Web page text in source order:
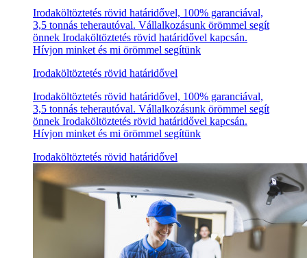
Irodaköltöztetés rövid határidővel, 100% garanciával,
3,5 tonnás teherautóval. Vállalkozásunk örömmel segít
önnek Irodaköltöztetés rövid határidővel kapcsán.
Hívjon minket és mi örömmel segítünk
Irodaköltöztetés rövid határidővel
Irodaköltöztetés rövid határidővel, 100% garanciával,
3,5 tonnás teherautóval. Vállalkozásunk örömmel segít
önnek Irodaköltöztetés rövid határidővel kapcsán.
Hívjon minket és mi örömmel segítünk
Irodaköltöztetés rövid határidővel